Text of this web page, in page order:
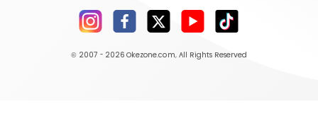
© 2007 - 2026 Okezone.com, All Rights Reserved